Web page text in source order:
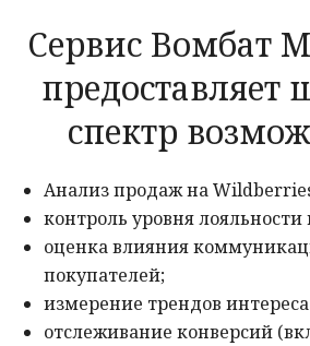
Сервис Вомбат
спектр
Анализ продаж на
контроль уровня лояльности
оценка влияния
покупателей;
измерение трендов
отслеживание конверсий